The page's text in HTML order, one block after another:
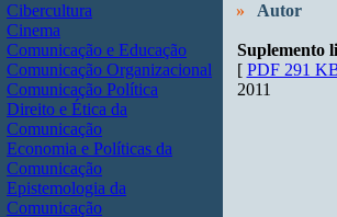
Cibercultura
Cinema
Comunicação e Educação
Comunicação Organizacional
Comunicação Política
Direito e Ética da
Comunicação
Economia e Políticas da
Comunicação
Epistemologia da
Comunicação
» Autor
Suplemento
[ PDF 291
2011